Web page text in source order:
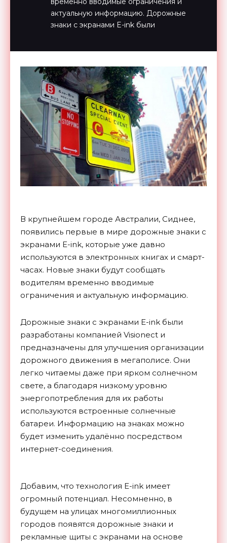
актуальную информацию. Дорожные
знаки с экранами E-ink были
В крупнейшем городе Австралии, Сиднее,
появились первые в мире дорожные знаки с
экранами E-ink, которые уже давно
используются в электронных книгах и смарт-
часах. Новые знаки будут сообщать
водителям временно вводимые
ограничения и актуальную информацию.
Дорожные знаки с экранами E-ink были
разработаны компанией Visionect и
предназначены для улучшения организации
дорожного движения в мегаполисе. Они
легко читаемы даже при ярком солнечном
свете, а благодаря низкому уровню
энергопотребления для их работы
используются встроенные солнечные
батареи. Информацию на знаках можно
будет изменить удалённо посредством
интернет-соединения.
Добавим, что технология E-ink имеет
огромный потенциал. Несомненно, в
будущем на улицах многомиллионных
городов появятся дорожные знаки и
рекламные щиты с экранами на основе